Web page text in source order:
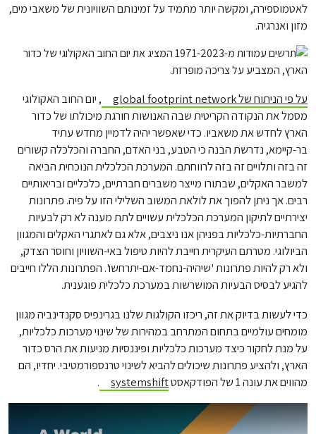
לאטמוספירה, ומקשה יותר מתמיד על זמינותם השוויונית של משאבי מים,
מזון ואנרגיה.
על פי הניתוח של global footprint network
, יום החוב האקולוגי
מסמל את הנקודה הקריטית שבה האנושות חורגת מיכולתו של כדור
הארץ לחדש את משאביו. כדי שאפשר יהיה לדמיין מחדש עתיד
בר-קיימא, נדרשת הבנה כי הטבע, בני האדם, החברה והכלכלה קשורים
זה בזה ותלויים זה בזה לרווחתם. המערכת הכלכלית הנוכחית הביאה
למשבר האקלים, שבתורו מייצר משברים חברתיים, כלכליים ובריאותיים
רבים. אך ניתן להפוך את לולאת המשוב השלילי הזו על פיה. פתרונות
יצירתיים לתיקון המערכת הכלכלית עשויים לתת מענה לא רק לבעיות
החברתיות-כלכליות בפניהן אנו ניצבים, אלא גם לאתגרי האקלים והמגוון
הביולוגי. מטרתם העיקרית חייבת להיות טיפול באי-השוויון וחוסר הצדק,
ולא רק להיות פתרונות 'שיהיה-נחמד-אם-יתרחשו'. הפתרונות הללו חייבים
להגיע לבסיס הבעיות המושרשות במערכת כלכלית פוגענית.
כדי לעשות בדיוק את זה, ריכזו הקולגות שלנו בגרינפיס סקנדינביה מגוון
מומחים עולמיים בתחום המתרחב במהירות של שינוי מערכות כלכליות,
על מנת לחקור כיצד מערכות כלכליות ופיננסיות מניעות את הרס כדור
הארץ, ולהציע פתרונות שיכולים להביא לשינוי טרנספורמטיבי. יחדיו, הם
מהווים את עונה 1 של הפודקאסט
systemshift
.